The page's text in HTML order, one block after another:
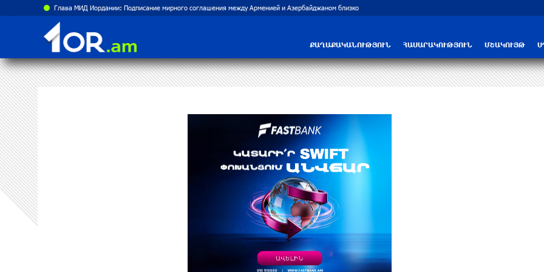
Рост цен на продукты в Армении ускорился до 8,6%: ЕАБР
ՔԱՂԱՔԱԿԱՆՈՒԹՅՈՒՆ ՀԱՍԱՐԱԿՈՒԹՅՈՒՆ ՄՇԱԿՈՒՅԹ